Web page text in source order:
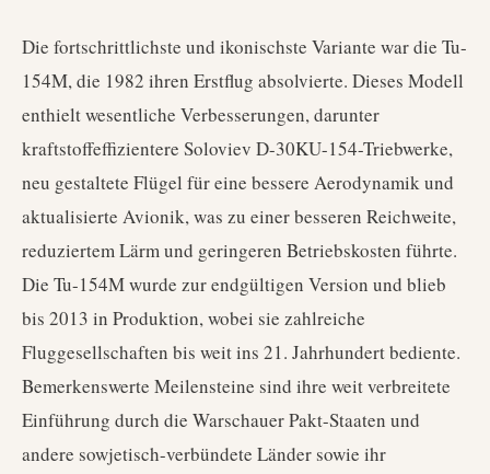
Die fortschrittlichste und ikonischste Variante war die Tu-
154M, die 1982 ihren Erstflug absolvierte. Dieses Modell
enthielt wesentliche Verbesserungen, darunter
kraftstoffeffizientere Soloviev D-30KU-154-Triebwerke,
neu gestaltete Flügel für eine bessere Aerodynamik und
aktualisierte Avionik, was zu einer besseren Reichweite,
reduziertem Lärm und geringeren Betriebskosten führte.
Die Tu-154M wurde zur endgültigen Version und blieb
bis 2013 in Produktion, wobei sie zahlreiche
Fluggesellschaften bis weit ins 21. Jahrhundert bediente.
Bemerkenswerte Meilensteine sind ihre weit verbreitete
Einführung durch die Warschauer Pakt-Staaten und
andere sowjetisch-verbündete Länder sowie ihr